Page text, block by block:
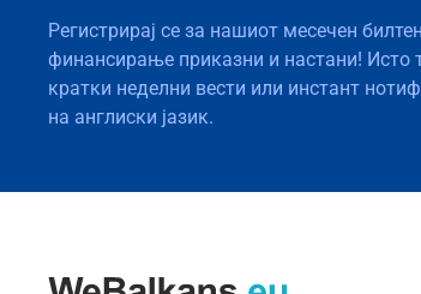
Регистрирај се за нашиот месечен
финансирање приказни и настани!
кратки неделни вести или инстант
на англиски јазик.